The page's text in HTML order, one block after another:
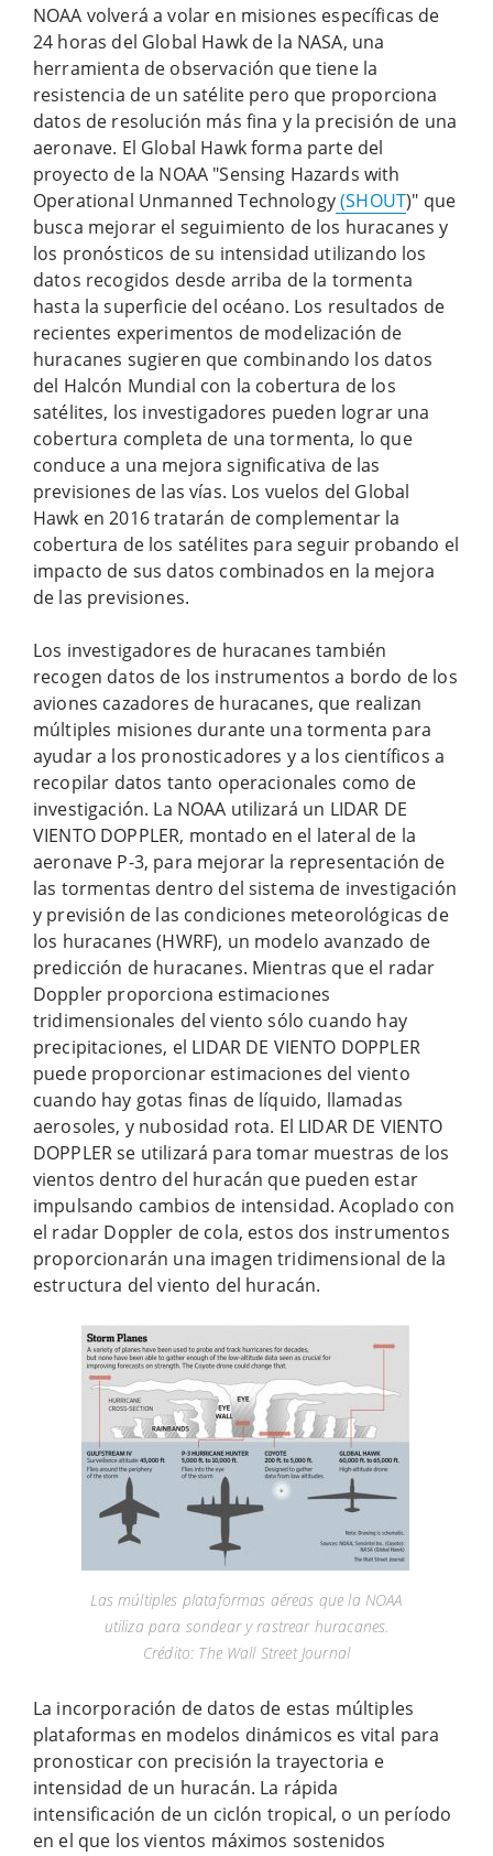
NOAA volverá a volar en misiones específicas de
24 horas del Global Hawk de la NASA, una
herramienta de observación que tiene la
resistencia de un satélite pero que proporciona
datos de resolución más fina y la precisión de una
aeronave. El Global Hawk forma parte del
proyecto de la NOAA "Sensing Hazards with
Operational Unmanned Technology(SHOUT)" que
busca mejorar el seguimiento de los huracanes y
los pronósticos de su intensidad utilizando los
datos recogidos desde arriba de la tormenta
hasta la superficie del océano. Los resultados de
recientes experimentos de modelización de
huracanes sugieren que combinando los datos
del Halcón Mundial con la cobertura de los
satélites, los investigadores pueden lograr una
cobertura completa de una tormenta, lo que
conduce a una mejora significativa de las
previsiones de las vías. Los vuelos del Global
Hawk en 2016 tratarán de complementar la
cobertura de los satélites para seguir probando el
impacto de sus datos combinados en la mejora
de las previsiones.
Los investigadores de huracanes también
recogen datos de los instrumentos a bordo de los
aviones cazadores de huracanes, que realizan
múltiples misiones durante una tormenta para
ayudar a los pronosticadores y a los científicos a
recopilar datos tanto operacionales como de
investigación. La NOAA utilizará un LIDAR DE
VIENTO DOPPLER, montado en el lateral de la
aeronave P-3, para mejorar la representación de
las tormentas dentro del sistema de investigación
y previsión de las condiciones meteorológicas de
los huracanes (HWRF), un modelo avanzado de
predicción de huracanes. Mientras que el radar
Doppler proporciona estimaciones
tridimensionales del viento sólo cuando hay
precipitaciones, el LIDAR DE VIENTO DOPPLER
puede proporcionar estimaciones del viento
cuando hay gotas finas de líquido, llamadas
aerosoles, y nubosidad rota. El LIDAR DE VIENTO
DOPPLER se utilizará para tomar muestras de los
vientos dentro del huracán que pueden estar
impulsando cambios de intensidad. Acoplado con
el radar Doppler de cola, estos dos instrumentos
proporcionarán una imagen tridimensional de la
estructura del viento del huracán.
Las múltiples plataformas aéreas que la NOAA
utiliza para sondear y rastrear huracanes.
Crédito: The Wall Street Journal
La incorporación de datos de estas múltiples
plataformas en modelos dinámicos es vital para
pronosticar con precisión la trayectoria e
intensidad de un huracán. La rápida
intensificación de un ciclón tropical, o un período
en el que los vientos máximos sostenidos